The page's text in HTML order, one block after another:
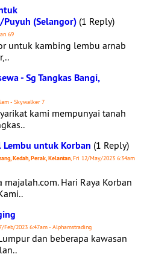
(Selangor) (1 Reply)
69
untuk kambing lembu arnab
- Sg Tangkas Bangi,
- Skywalker 7
kami mempunyai tanah
Lembu untuk Korban (1 Reply)
Kedah, Perak, Kelantan, Fri 12/May/2023 6:34am
Hari Raya Korban
Feb/2023 6:47am - Alphamstrading
dan beberapa kawasan